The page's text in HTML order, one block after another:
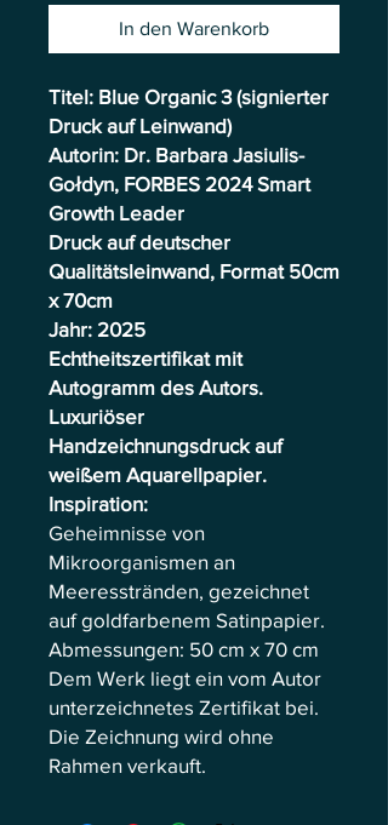
In den Warenkorb
Titel: Blue Organic 3 (signierter
Druck auf Leinwand)
Autorin: Dr. Barbara Jasiulis-
Gołdyn, FORBES 2024 Smart
Growth Leader
Druck auf deutscher
Qualitätsleinwand, Format 50cm
x 70cm
Jahr: 2025
Echtheitszertifikat mit
Autogramm des Autors.
Luxuriöser
Handzeichnungsdruck auf
weißem Aquarellpapier.
Inspiration:
Geheimnisse von
Mikroorganismen an
Meeresstränden, gezeichnet
auf goldfarbenem Satinpapier.
Abmessungen: 50 cm x 70 cm
Dem Werk liegt ein vom Autor
unterzeichnetes Zertifikat bei.
Die Zeichnung wird ohne
Rahmen verkauft.